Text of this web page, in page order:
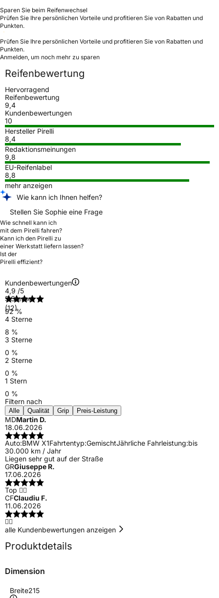
Sparen Sie beim Reifenwechsel
Prüfen Sie Ihre persönlichen Vorteile und profitieren Sie von Rabatten und
Punkten.
Prüfen Sie Ihre persönlichen Vorteile und profitieren Sie von Rabatten und
Punkten.
Anmelden, um noch mehr zu sparen
Reifenbewertung
Hervorragend
Reifenbewertung
9,4
Kundenbewertungen
10
Hersteller Pirelli
8,4
Redaktionsmeinungen
9,8
EU-Reifenlabel
8,8
mehr anzeigen
Wie kann ich Ihnen helfen?
Stellen Sie Sophie eine Frage
Wie schnell kann ich
mit dem Pirelli fahren?
Kann ich den Pirelli zu
einer Werkstatt liefern lassen?
Ist der
Pirelli effizient?
Kundenbewertungen
4,9 /5
(12)
5 Sterne
92 %
4 Sterne
8 %
3 Sterne
0 %
2 Sterne
0 %
1 Stern
0 %
Filtern nach
Alle Qualität Grip Preis-Leistung
MDMartin D.
18.06.2026
Auto:BMW X1Fahrtentyp:GemischtJährliche Fahrleistung:bis
30.000 km / Jahr
Liegen sehr gut auf der Straße
GRGiuseppe R.
17.06.2026
Top 👍🏻
CFClaudiu F.
11.06.2026
👍🏻
alle Kundenbewertungen anzeigen
Produktdetails
Dimension
Breite215